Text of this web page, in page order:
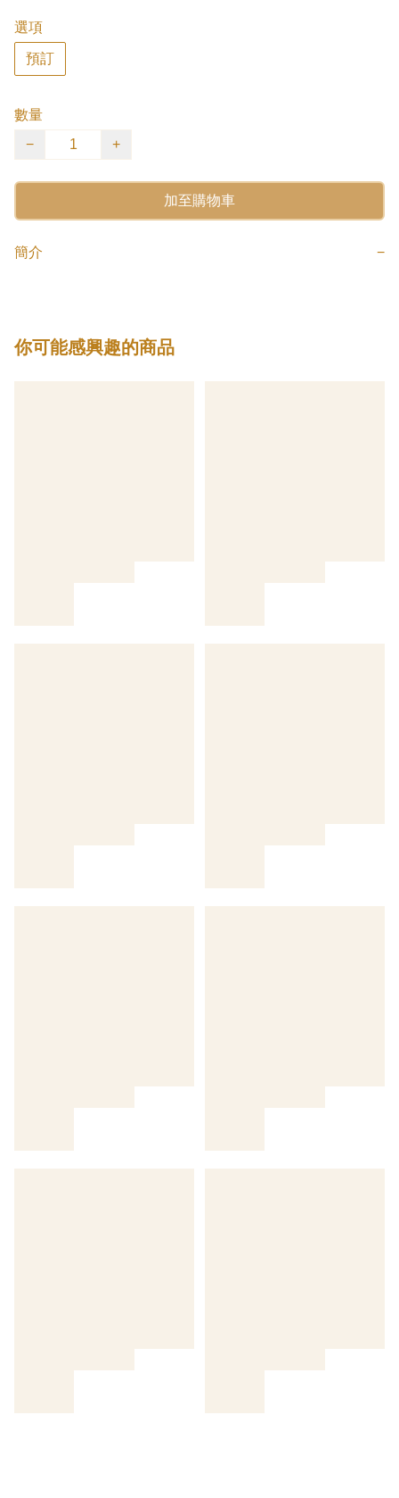
選項
預訂
數量
−
+
加至購物車
簡介 −
你可能感興趣的商品